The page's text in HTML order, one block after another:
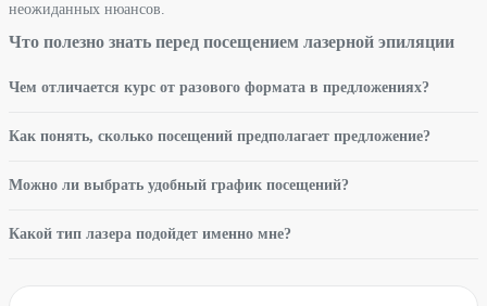
неожиданных нюансов.
Что полезно знать перед посещением лазерной эпиляции
Чем отличается курс от разового формата в предложениях?
Как понять, сколько посещений предполагает предложение?
Можно ли выбрать удобный график посещений?
Какой тип лазера подойдет именно мне?